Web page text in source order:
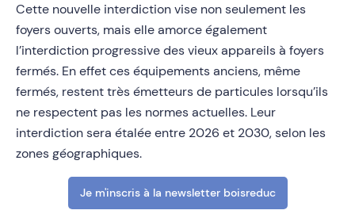
Cette nouvelle interdiction vise non seulement les
foyers ouverts, mais elle amorce également
l’interdiction progressive des vieux appareils à foyers
fermés. En effet ces équipements anciens, même
fermés, restent très émetteurs de particules lorsqu’ils
ne respectent pas les normes actuelles. Leur
interdiction sera étalée entre 2026 et 2030, selon les
zones géographiques.
Je m'inscris à la newsletter boisreduc